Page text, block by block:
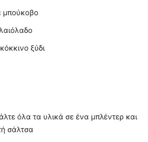
μπούκοβο
ξύδι
όλα τα υλικά σε ένα μπλέντερ και
σάλτσα